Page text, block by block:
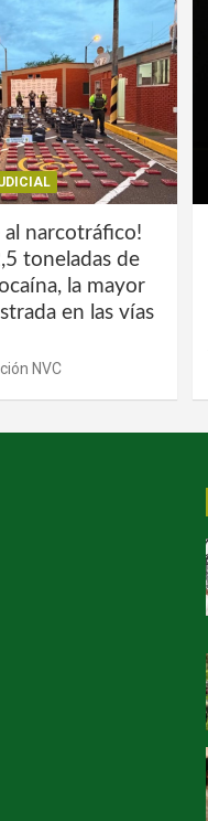
narcotráfico!
toneladas de
la mayor
en las vías
NVC